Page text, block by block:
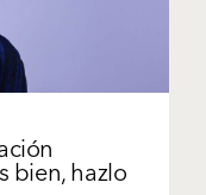
bien, hazlo